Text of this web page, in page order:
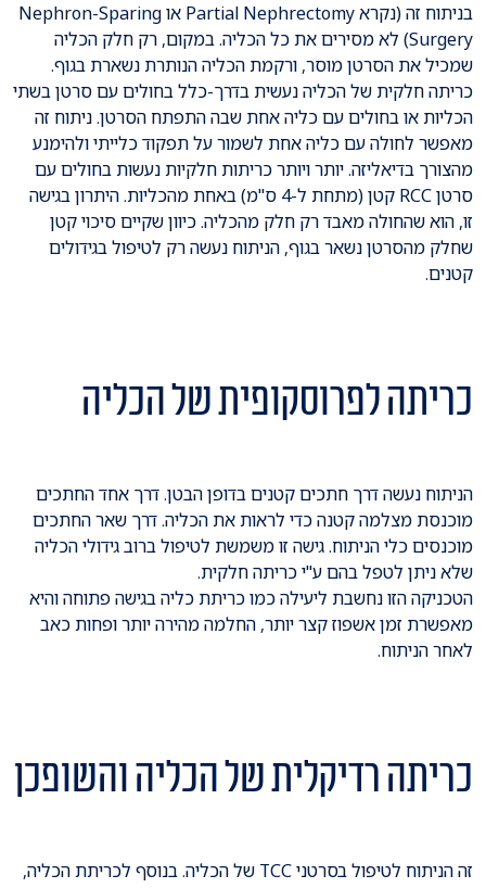
בניתוח זה (נקרא Partial Nephrectomy או Nephron-Sparing
Surgery) לא מסירים את כל הכליה. במקום, רק חלק הכליה
שמכיל את הסרטן מוסר, ורקמת הכליה הנותרת נשארת בגוף.
כריתה חלקית של הכליה נעשית בדרך-כלל בחולים עם סרטן בשתי
הכליות או בחולים עם כליה אחת שבה התפתח הסרטן. ניתוח זה
מאפשר לחולה עם כליה אחת לשמור על תפקוד כלייתי ולהימנע
מהצורך בדיאליזה. יותר ויותר כריתות חלקיות נעשות בחולים עם
סרטן RCC קטן (מתחת ל-4 ס"מ) באחת מהכליות. היתרון בגישה
זו, הוא שהחולה מאבד רק חלק מהכליה. כיוון שקיים סיכוי קטן
שחלק מהסרטן נשאר בגוף, הניתוח נעשה רק לטיפול בגידולים
קטנים.
כריתה לפרוסקופית של הכליה
הניתוח נעשה דרך חתכים קטנים בדופן הבטן. דרך אחד החתכים
מוכנסת מצלמה קטנה כדי לראות את הכליה. דרך שאר החתכים
מוכנסים כלי הניתוח. גישה זו משמשת לטיפול ברוב גידולי הכליה
שלא ניתן לטפל בהם ע"י כריתה חלקית.
הטכניקה הזו נחשבת ליעילה כמו כריתת כליה בגישה פתוחה והיא
מאפשרת זמן אשפוז קצר יותר, החלמה מהירה יותר ופחות כאב
לאחר הניתוח.
כריתה רדיקלית של הכליה והשופכן
זה הניתוח לטיפול בסרטני TCC של הכליה. בנוסף לכריתת הכליה,